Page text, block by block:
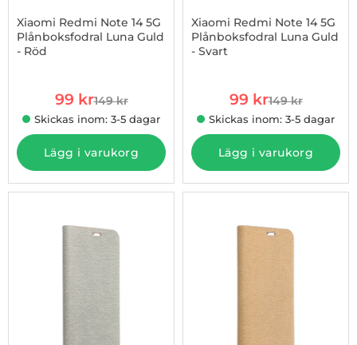
Xiaomi Redmi Note 14 5G
Plånboksfodral Luna Guld
- Röd
rea pris
99 krtidigare pris
149 kr
Skickas inom: 3-5 dagar
Lägg i varukorg
Xiaomi Redmi Note 14 5G
Plånboksfodral Luna Guld
- Svart
rea pris
99 krtidigare pris
149 kr
Skickas inom: 3-5 dagar
Lägg i varukorg